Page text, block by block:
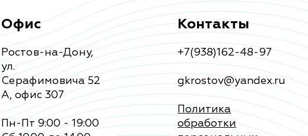
Офис
Ростов-на-Дону,
ул.
Серафимовича 52
А, офис 307
Пн-Пт 9:00 - 19:00
Контакты
+7(938)162-48-97
gkrostov@yandex.ru
Политика
обработки